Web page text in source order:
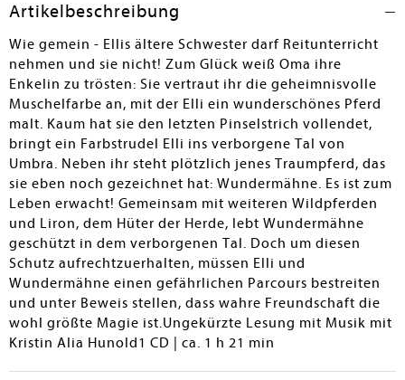
Artikelbeschreibung
Wie gemein - Ellis ältere Schwester darf Reitunterricht
nehmen und sie nicht! Zum Glück weiß Oma ihre
Enkelin zu trösten: Sie vertraut ihr die geheimnisvolle
Muschelfarbe an, mit der Elli ein wunderschönes Pferd
malt. Kaum hat sie den letzten Pinselstrich vollendet,
bringt ein Farbstrudel Elli ins verborgene Tal von
Umbra. Neben ihr steht plötzlich jenes Traumpferd, das
sie eben noch gezeichnet hat: Wundermähne. Es ist zum
Leben erwacht! Gemeinsam mit weiteren Wildpferden
und Liron, dem Hüter der Herde, lebt Wundermähne
geschützt in dem verborgenen Tal. Doch um diesen
Schutz aufrechtzuerhalten, müssen Elli und
Wundermähne einen gefährlichen Parcours bestreiten
und unter Beweis stellen, dass wahre Freundschaft die
wohl größte Magie ist.Ungekürzte Lesung mit Musik mit
Kristin Alia Hunold1 CD | ca. 1 h 21 min